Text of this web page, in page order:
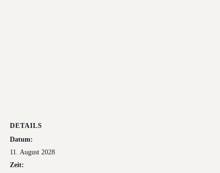
DETAILS
Datum:
11. August 2028
Zeit: